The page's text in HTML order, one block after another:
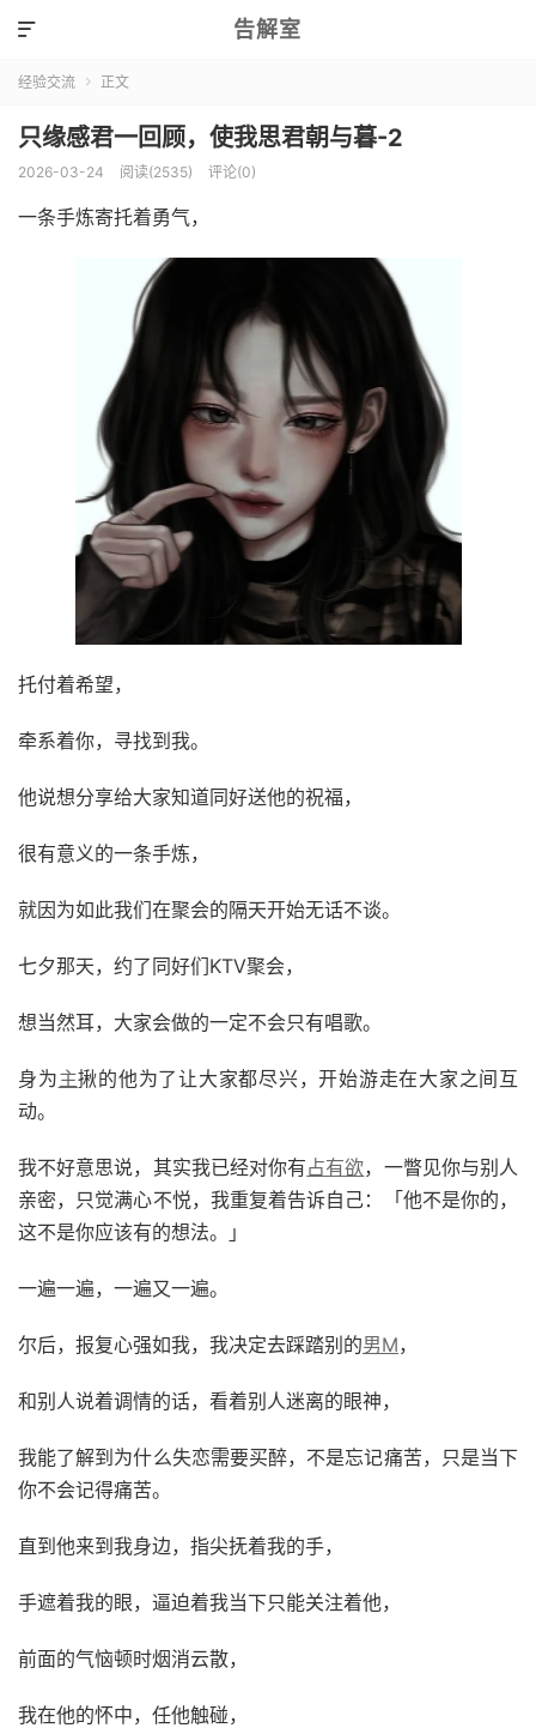
告解室

经验交流  正文
只缘感君一回顾，使我思君朝与暮-2
2026-03-24 阅读(2535) 评论(0)
一条手炼寄托着勇气，
托付着希望，
牵系着你，寻找到我。
他说想分享给大家知道同好送他的祝福，
很有意义的一条手炼，
就因为如此我们在聚会的隔天开始无话不谈。
七夕那天，约了同好们KTV聚会，
想当然耳，大家会做的一定不会只有唱歌。
身为主揪的他为了让大家都尽兴，开始游走在大家之间互
动。
我不好意思说，其实我已经对你有占有欲，一瞥见你与别人
亲密，只觉满心不悦，我重复着告诉自己：「他不是你的，
这不是你应该有的想法。」
一遍一遍，一遍又一遍。
尔后，报复心强如我，我决定去踩踏别的男M，
和别人说着调情的话，看着别人迷离的眼神，
我能了解到为什么失恋需要买醉，不是忘记痛苦，只是当下
你不会记得痛苦。
直到他来到我身边，指尖抚着我的手，
手遮着我的眼，逼迫着我当下只能关注着他，
前面的气恼顿时烟消云散，
我在他的怀中，任他触碰，